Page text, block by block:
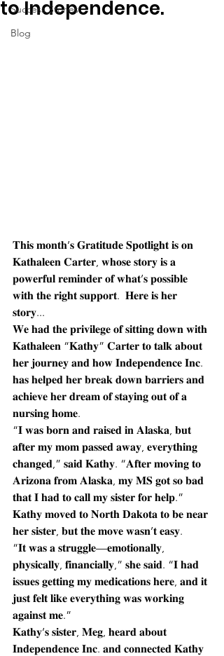
Success Stories
Blog
to Independence.
𝐓𝐡𝐢𝐬 𝐦𝐨𝐧𝐭𝐡’𝐬 𝐆𝐫𝐚𝐭𝐢𝐭𝐮𝐝𝐞 𝐒𝐩𝐨𝐭𝐥𝐢𝐠𝐡𝐭 𝐢𝐬 𝐨𝐧
𝐊𝐚𝐭𝐡𝐚𝐥𝐞𝐞𝐧 𝐂𝐚𝐫𝐭𝐞𝐫, 𝐰𝐡𝐨𝐬𝐞 𝐬𝐭𝐨𝐫𝐲 𝐢𝐬 𝐚
𝐩𝐨𝐰𝐞𝐫𝐟𝐮𝐥 𝐫𝐞𝐦𝐢𝐧𝐝𝐞𝐫 𝐨𝐟 𝐰𝐡𝐚𝐭’𝐬 𝐩𝐨𝐬𝐬𝐢𝐛𝐥𝐞
𝐰𝐢𝐭𝐡 𝐭𝐡𝐞 𝐫𝐢𝐠𝐡𝐭 𝐬𝐮𝐩𝐩𝐨𝐫𝐭.  𝐇𝐞𝐫𝐞 𝐢𝐬 𝐡𝐞𝐫
𝐬𝐭𝐨𝐫𝐲...
𝐖𝐞 𝐡𝐚𝐝 𝐭𝐡𝐞 𝐩𝐫𝐢𝐯𝐢𝐥𝐞𝐠𝐞 𝐨𝐟 𝐬𝐢𝐭𝐭𝐢𝐧𝐠 𝐝𝐨𝐰𝐧 𝐰𝐢𝐭𝐡
𝐊𝐚𝐭𝐡𝐚𝐥𝐞𝐞𝐧 “𝐊𝐚𝐭𝐡𝐲” 𝐂𝐚𝐫𝐭𝐞𝐫 𝐭𝐨 𝐭𝐚𝐥𝐤 𝐚𝐛𝐨𝐮𝐭
𝐡𝐞𝐫 𝐣𝐨𝐮𝐫𝐧𝐞𝐲 𝐚𝐧𝐝 𝐡𝐨𝐰 𝐈𝐧𝐝𝐞𝐩𝐞𝐧𝐝𝐞𝐧𝐜𝐞 𝐈𝐧𝐜.
𝐡𝐚𝐬 𝐡𝐞𝐥𝐩𝐞𝐝 𝐡𝐞𝐫 𝐛𝐫𝐞𝐚𝐤 𝐝𝐨𝐰𝐧 𝐛𝐚𝐫𝐫𝐢𝐞𝐫𝐬 𝐚𝐧𝐝
𝐚𝐜𝐡𝐢𝐞𝐯𝐞 𝐡𝐞𝐫 𝐝𝐫𝐞𝐚𝐦 𝐨𝐟 𝐬𝐭𝐚𝐲𝐢𝐧𝐠 𝐨𝐮𝐭 𝐨𝐟 𝐚
𝐧𝐮𝐫𝐬𝐢𝐧𝐠 𝐡𝐨𝐦𝐞.
“𝐈 𝐰𝐚𝐬 𝐛𝐨𝐫𝐧 𝐚𝐧𝐝 𝐫𝐚𝐢𝐬𝐞𝐝 𝐢𝐧 𝐀𝐥𝐚𝐬𝐤𝐚, 𝐛𝐮𝐭
𝐚𝐟𝐭𝐞𝐫 𝐦𝐲 𝐦𝐨𝐦 𝐩𝐚𝐬𝐬𝐞𝐝 𝐚𝐰𝐚𝐲, 𝐞𝐯𝐞𝐫𝐲𝐭𝐡𝐢𝐧𝐠
𝐜𝐡𝐚𝐧𝐠𝐞𝐝,” 𝐬𝐚𝐢𝐝 𝐊𝐚𝐭𝐡𝐲. “𝐀𝐟𝐭𝐞𝐫 𝐦𝐨𝐯𝐢𝐧𝐠 𝐭𝐨
𝐀𝐫𝐢𝐳𝐨𝐧𝐚 𝐟𝐫𝐨𝐦 𝐀𝐥𝐚𝐬𝐤𝐚, 𝐦𝐲 𝐌𝐒 𝐠𝐨𝐭 𝐬𝐨 𝐛𝐚𝐝
𝐭𝐡𝐚𝐭 𝐈 𝐡𝐚𝐝 𝐭𝐨 𝐜𝐚𝐥𝐥 𝐦𝐲 𝐬𝐢𝐬𝐭𝐞𝐫 𝐟𝐨𝐫 𝐡𝐞𝐥𝐩.”
𝐊𝐚𝐭𝐡𝐲 𝐦𝐨𝐯𝐞𝐝 𝐭𝐨 𝐍𝐨𝐫𝐭𝐡 𝐃𝐚𝐤𝐨𝐭𝐚 𝐭𝐨 𝐛𝐞 𝐧𝐞𝐚𝐫
𝐡𝐞𝐫 𝐬𝐢𝐬𝐭𝐞𝐫, 𝐛𝐮𝐭 𝐭𝐡𝐞 𝐦𝐨𝐯𝐞 𝐰𝐚𝐬𝐧’𝐭 𝐞𝐚𝐬𝐲.
“𝐈𝐭 𝐰𝐚𝐬 𝐚 𝐬𝐭𝐫𝐮𝐠𝐠𝐥𝐞—𝐞𝐦𝐨𝐭𝐢𝐨𝐧𝐚𝐥𝐥𝐲,
𝐩𝐡𝐲𝐬𝐢𝐜𝐚𝐥𝐥𝐲, 𝐟𝐢𝐧𝐚𝐧𝐜𝐢𝐚𝐥𝐥𝐲,” 𝐬𝐡𝐞 𝐬𝐚𝐢𝐝. “𝐈 𝐡𝐚𝐝
𝐢𝐬𝐬𝐮𝐞𝐬 𝐠𝐞𝐭𝐭𝐢𝐧𝐠 𝐦𝐲 𝐦𝐞𝐝𝐢𝐜𝐚𝐭𝐢𝐨𝐧𝐬 𝐡𝐞𝐫𝐞, 𝐚𝐧𝐝 𝐢𝐭
𝐣𝐮𝐬𝐭 𝐟𝐞𝐥𝐭 𝐥𝐢𝐤𝐞 𝐞𝐯𝐞𝐫𝐲𝐭𝐡𝐢𝐧𝐠 𝐰𝐚𝐬 𝐰𝐨𝐫𝐤𝐢𝐧𝐠
𝐚𝐠𝐚𝐢𝐧𝐬𝐭 𝐦𝐞.”
𝐊𝐚𝐭𝐡𝐲’𝐬 𝐬𝐢𝐬𝐭𝐞𝐫, 𝐌𝐞𝐠, 𝐡𝐞𝐚𝐫𝐝 𝐚𝐛𝐨𝐮𝐭
𝐈𝐧𝐝𝐞𝐩𝐞𝐧𝐝𝐞𝐧𝐜𝐞 𝐈𝐧𝐜. 𝐚𝐧𝐝 𝐜𝐨𝐧𝐧𝐞𝐜𝐭𝐞𝐝 𝐊𝐚𝐭𝐡𝐲